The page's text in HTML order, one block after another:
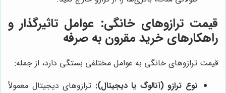
قیمت ترازوهای خانگی: عوامل تاثیرگذار و
راهکارهای خرید مقرون به صرفه
قیمت ترازوهای خانگی به عوامل مختلفی بستگی دارد، از جمله:
نوع ترازو (آنالوگ یا دیجیتال): ترازوهای دیجیتال معمولاً